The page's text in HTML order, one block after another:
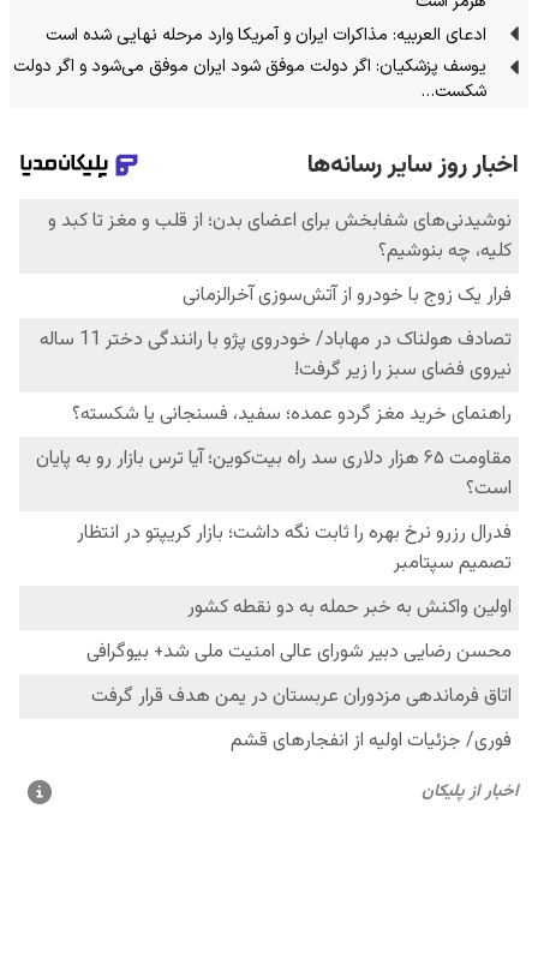
ادعای العربیه: مذاکرات ایران و آمریکا وارد مرحله نهایی شده است
یوسف پزشکیان: اگر دولت موفق شود ایران موفق می‌شود و اگر دولت
شکست…